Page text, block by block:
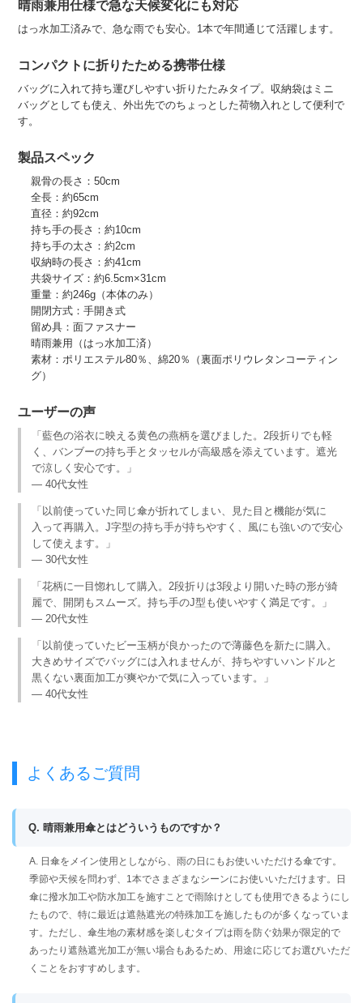
晴雨兼用仕様で急な天候変化にも対応
はっ水加工済みで、急な雨でも安心。1本で年間通じて活躍します。
コンパクトに折りたためる携帯仕様
バッグに入れて持ち運びしやすい折りたたみタイプ。収納袋はミニ
バッグとしても使え、外出先でのちょっとした荷物入れとして便利で
す。
製品スペック
親骨の長さ：50cm
全長：約65cm
直径：約92cm
持ち手の長さ：約10cm
持ち手の太さ：約2cm
収納時の長さ：約41cm
共袋サイズ：約6.5cm×31cm
重量：約246g（本体のみ）
開閉方式：手開き式
留め具：面ファスナー
晴雨兼用（はっ水加工済）
素材：ポリエステル80％、綿20％（裏面ポリウレタンコーティン
グ）
ユーザーの声
「藍色の浴衣に映える黄色の燕柄を選びました。2段折りでも軽
く、バンブーの持ち手とタッセルが高級感を添えています。遮光
で涼しく安心です。」
— 40代女性
「以前使っていた同じ傘が折れてしまい、見た目と機能が気に
入って再購入。J字型の持ち手が持ちやすく、風にも強いので安心
して使えます。」
— 30代女性
「花柄に一目惚れして購入。2段折りは3段より開いた時の形が綺
麗で、開閉もスムーズ。持ち手のJ型も使いやすく満足です。」
— 20代女性
「以前使っていたビー玉柄が良かったので薄藤色を新たに購入。
大きめサイズでバッグには入れませんが、持ちやすいハンドルと
黒くない裏面加工が爽やかで気に入っています。」
— 40代女性
よくあるご質問
Q. 晴雨兼用傘とはどういうものですか？
A. 日傘をメイン使用としながら、雨の日にもお使いいただける傘です。
季節や天候を問わず、1本でさまざまなシーンにお使いいただけます。日
傘に撥水加工や防水加工を施すことで雨除けとしても使用できるようにし
たもので、特に最近は遮熱遮光の特殊加工を施したものが多くなっていま
す。ただし、傘生地の素材感を楽しむタイプは雨を防ぐ効果が限定的で
あったり遮熱遮光加工が無い場合もあるため、用途に応じてお選びいただ
くことをおすすめします。